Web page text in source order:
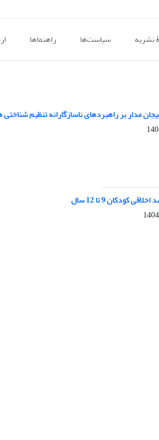
نشریه سیاست‌ها راهنماها
مدار بر راهبردهای ناسازگارانه تنظیم
9 تا 12 سال